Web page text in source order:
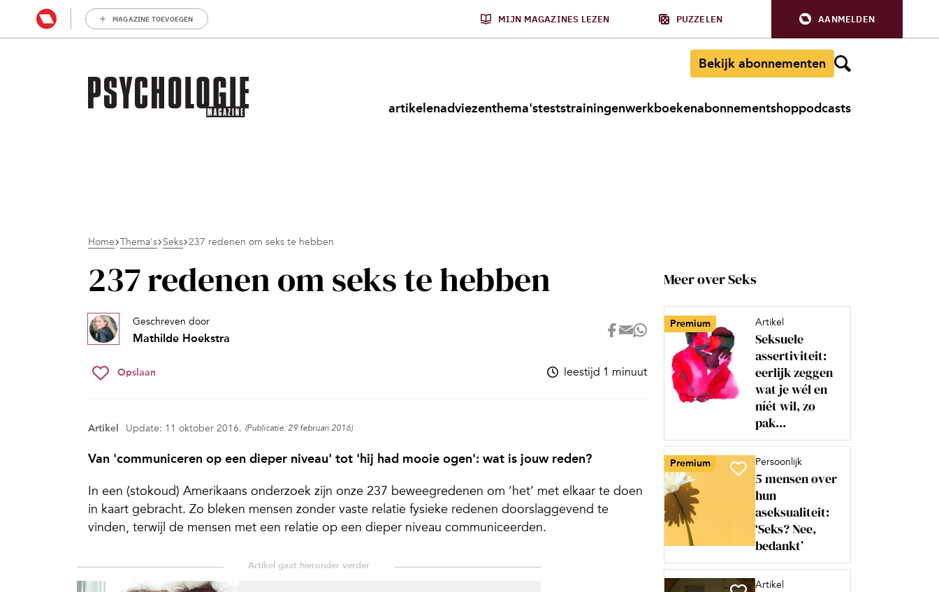
MAGAZINE TOEVOEGEN MIJN MAGAZINES LEZEN PUZZELEN AANMELDEN
Bekijk abonnementen
artikelenadviezenthema'steststrainingenwerkboekenabonnementshoppodcasts
Home Thema's Seks 237 redenen om seks te hebben
237 redenen om seks te hebben
Geschreven door
Mathilde Hoekstra
Opslaan leestijd 1 minuut
Artikel Update: 11 oktober 2016. (Publicatie: 29 februari 2016)
Van 'communiceren op een dieper niveau' tot 'hij had mooie ogen': wat is jouw reden?
In een (stokoud) Amerikaans onderzoek zijn onze 237 beweegredenen om ‘het’ met elkaar te doen
in kaart gebracht. Zo bleken mensen zonder vaste relatie fysieke redenen doorslaggevend te
vinden, terwijl de mensen met een relatie op een dieper niveau communiceerden.
Meer over Seks
Premium Artikel
Seksuele
assertiviteit:
eerlijk zeggen
wat je wél en
níét wil, zo
pak...
Premium Persoonlijk
5 mensen over
hun
aseksualiteit:
‘Seks? Nee,
bedankt’
Artikel